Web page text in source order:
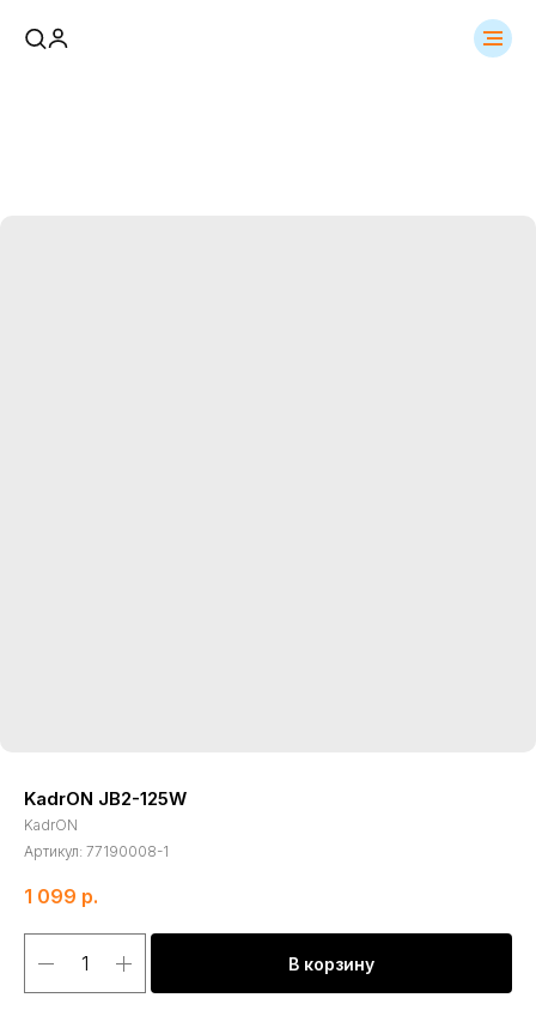
KadrON JB2-125W
KadrON
Артикул: 77190008-1
1 099 р.
В корзину